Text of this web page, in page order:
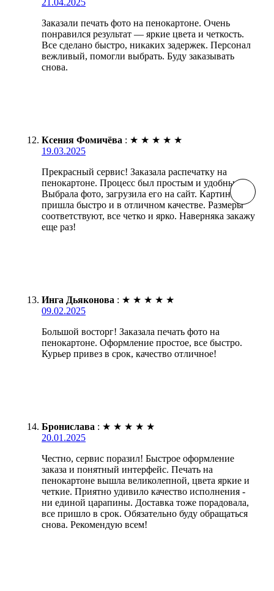
Заказали печать фото на пенокартоне. Очень
понравился результат — яркие цвета и четкость.
Все сделано быстро, никаких задержек. Персонал
вежливый, помогли выбрать. Буду заказывать
снова.
Ксения Фомичёва : ★ ★ ★ ★ ★
19.03.2025
Прекрасный сервис! Заказала распечатку на
пенокартоне. Процесс был простым и удобным.
Выбрала фото, загрузила его на сайт. Картинка
пришла быстро и в отличном качестве. Размеры
соответствуют, все четко и ярко. Наверняка закажу
еще раз!
Инга Дьяконова : ★ ★ ★ ★ ★
09.02.2025
Большой восторг! Заказала печать фото на
пенокартоне. Оформление простое, все быстро.
Курьер привез в срок, качество отличное!
Бронислава : ★ ★ ★ ★ ★
20.01.2025
Честно, сервис поразил! Быстрое оформление
заказа и понятный интерфейс. Печать на
пенокартоне вышла великолепной, цвета яркие и
четкие. Приятно удивило качество исполнения -
ни единой царапины. Доставка тоже порадовала,
все пришло в срок. Обязательно буду обращаться
снова. Рекомендую всем!